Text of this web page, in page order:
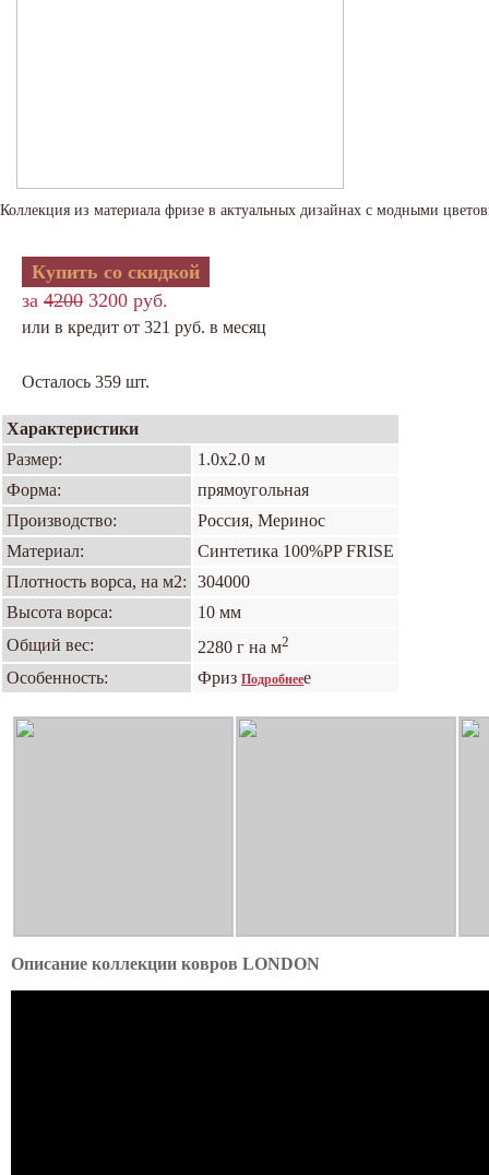
Коллекция из материала фризе в актуальных дизайнах с модными
Купить со скидкой
за 4200 3200 руб.
или в кредит от 321 руб. в месяц
Осталось 359 шт.
Характеристики
Размер:
1.0х2.0 м
Форма:
прямоугольная
Производство:
Россия, Меринос
Материал:
Синтетика 100%PP FRISE
Плотность ворса, на м2:
304000
Высота ворса:
10 мм
Общий вес:
2280 г на м2
Особенность: Фриз Подробнеее
Описание коллекции ковров LONDON